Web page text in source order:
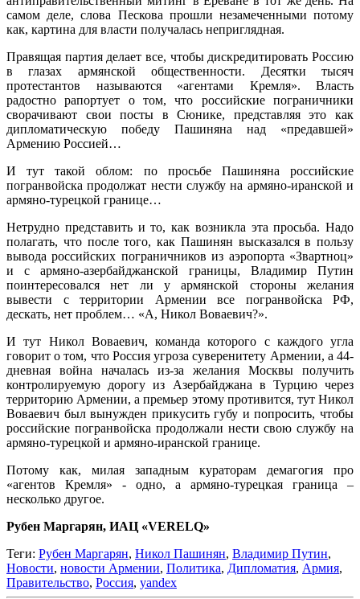
самом деле, слова Пескова прошли незамеченными потому
как, картина для власти получалась неприглядная.
Правящая партия делает все, чтобы дискредитировать Россию
в глазах армянской общественности. Десятки тысяч
протестантов называются «агентами Кремля». Власть
радостно рапортует о том, что российские пограничники
сворачивают свои посты в Сюнике, представляя это как
дипломатическую победу Пашиняна над «предавшей»
Армению Россией…
И тут такой облом: по просьбе Пашиняна российские
погранвойска продолжат нести службу на армяно-иранской и
армяно-турецкой границе…
Нетрудно представить и то, как возникла эта просьба. Надо
полагать, что после того, как Пашинян высказался в пользу
вывода российских пограничников из аэропорта «Звартноц»
и с армяно-азербайджанской границы, Владимир Путин
поинтересовался нет ли у армянской стороны желания
вывести с территории Армении все погранвойска РФ,
дескать, нет проблем… «А, Никол Воваевич?».
И тут Никол Воваевич, команда которого с каждого угла
говорит о том, что Россия угроза суверенитету Армении, а 44-
дневная война началась из-за желания Москвы получить
контролируемую дорогу из Азербайджана в Турцию через
территорию Армении, а премьер этому противится, тут Никол
Воваевич был вынужден прикусить губу и попросить, чтобы
российские погранвойска продолжали нести свою службу на
армяно-турецкой и армяно-иранской границе.
Потому как, милая западным кураторам демагогия про
«агентов Кремля» - одно, а армяно-турецкая граница –
несколько другое.
Рубен Маргарян, ИАЦ «VERELQ»
Теги: Рубен Маргарян, Никол Пашинян, Владимир Путин,
Новости, новости Армении, Политика, Дипломатия, Армия,
Правительство, Россия, yandex